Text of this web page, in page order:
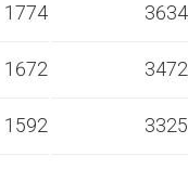
1774 3634
1672 3472
1592 3325